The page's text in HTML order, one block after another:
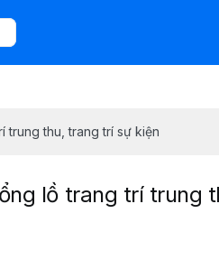
trung thu, trang trí sự kiện
lồ trang trí trung